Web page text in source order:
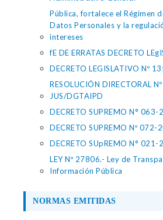
Pública, fortalece el Régimen
Datos Personales y la
intereses
fE DE ERRATAS DECRETO
DECRETO LEGISLATIVO Nº
RESOLUCIÓN DIRECTORAL
JUS/DGTAIPD
DECRETO SUPREMO N°
DECRETO SUPREMO Nº 072-
DECRETO SUpREMO N° 021-
LEY Nº 27806.- Ley de
Información Pública
NORMAS EMITIDAS